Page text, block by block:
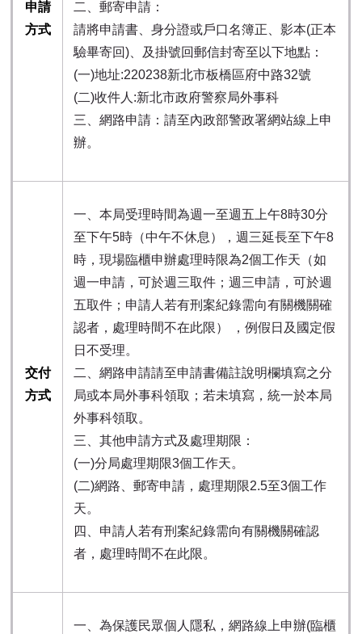
申請
方式
二、郵寄申請：
請將申請書、身分證或戶口名簿正、影本(正本
驗畢寄回)、及掛號回郵信封寄至以下地點：
(一)地址:220238新北市板橋區府中路32號
(二)收件人:新北市政府警察局外事科
三、網路申請：請至內政部警政署網站線上申
辦。
交付
方式
一、本局受理時間為週一至週五上午8時30分
至下午5時（中午不休息），週三延長至下午8
時，現場臨櫃申辦處理時限為2個工作天（如
週一申請，可於週三取件；週三申請，可於週
五取件；申請人若有刑案紀錄需向有關機關確
認者，處理時間不在此限） ，例假日及國定假
日不受理。
二、網路申請請至申請書備註說明欄填寫之分
局或本局外事科領取；若未填寫，統一於本局
外事科領取。
三、其他申請方式及處理期限：
(一)分局處理期限3個工作天。
(二)網路、郵寄申請，處理期限2.5至3個工作
天。
四、申請人若有刑案紀錄需向有關機關確認
者，處理時間不在此限。
一、為保護民眾個人隱私，網路線上申辦(臨櫃